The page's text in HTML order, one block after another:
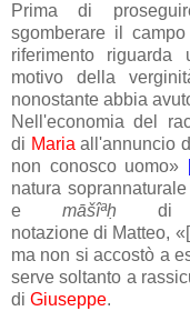
Prima di
sgomberare il
riferimento riguarda
motivo della
nonostante abbia
Nell'economia del
di Mariaall'annuncio
non conosco uomo»
natura
e māšîªḥ di
notazione di Matteo, «[
ma non si accostò a
serve soltanto a
di Giuseppe.